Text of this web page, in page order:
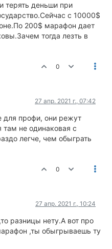
терять деньши при
с 10000$
200$ марафон дает
тогда лезть в
0
27 апр. 2021 г., 07:42
для профи, они режут
не одинаковая с
легче, чем обыграть
0
27 апр. 2021 г., 10:24
разницы нету.А вот про
,ты обыгрываешь ту